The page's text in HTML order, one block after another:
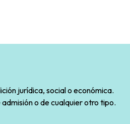
jurídica, social o económica.
o de cualquier otro tipo.